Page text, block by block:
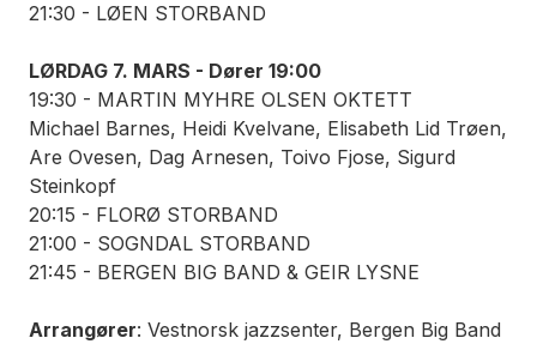
21:30 - LØEN STORBAND
LØRDAG 7. MARS - Dører 19:00
19:30 - MARTIN MYHRE OLSEN OKTETT
Michael Barnes, Heidi Kvelvane, Elisabeth Lid Trøen,
Are Ovesen, Dag Arnesen, Toivo Fjose, Sigurd
Steinkopf
20:15 - FLORØ STORBAND
21:00 - SOGNDAL STORBAND
21:45 - BERGEN BIG BAND & GEIR LYSNE
Arrangører: Vestnorsk jazzsenter, Bergen Big Band